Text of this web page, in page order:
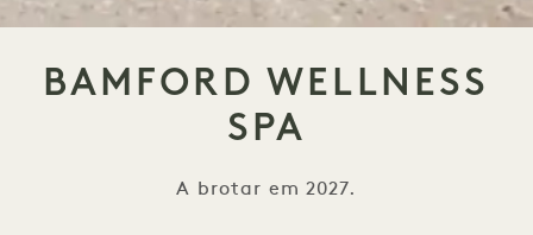
BAMFORD WELLNESS
SPA
A brotar em 2027.